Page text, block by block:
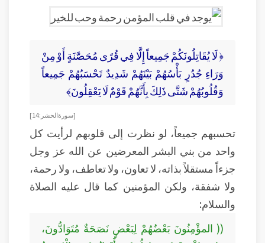
﴿ لَا يُقَاتِلُونَكُمْ جَمِيعاً إِلَّا فِي قُرًى مُحَصَّنَةٍ أَوْ مِنْ
وَرَاءِ جُدُرٍ بَأْسُهُمْ بَيْنَهُمْ شَدِيدٌ تَحْسَبُهُمْ جَمِيعاً
وَقُلُوبُهُمْ شَتَّى ذَلِكَ بِأَنَّهُمْ قَوْمٌ لَا يَعْقِلُونَ﴾
[ سورة الحشر: 14]
تحسبهم جميعاً، لو نظرت إلى قلوبهم لرأيت كل
واحد من بني البشر المعرضين عن الله عز وجل
جزءاً مستقلاً بذاته، لا تعاون، ولا تعاطف، ولا رحمة،
ولا شفقة، ولكن المؤمنين كما قال عليه الصلاة
والسلام:
(( المؤْمِنُونَ بَعْضُهُمْ لِبَعْضٍ نَصَحَةٌ مُتَوَادُّونَ،